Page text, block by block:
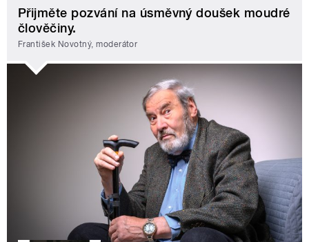
Přijměte pozvání na úsměvný doušek moudré
člověčiny.
František Novotný, moderátor